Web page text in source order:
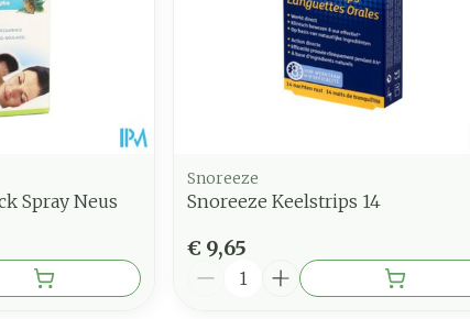
Spray Neus
Snoreeze
Snoreeze Keelstrips 14
€ 9,65
Aantal